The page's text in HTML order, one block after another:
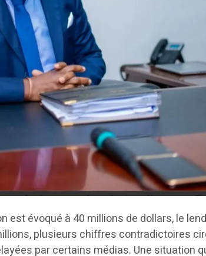
est évoqué à 40 millions de dollars, le
plusieurs chiffres contradictoires
par certains médias. Une situation